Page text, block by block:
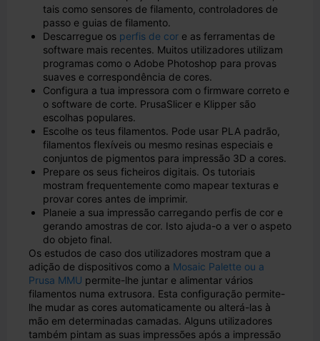
tais como sensores de filamento, controladores de
passo e guias de filamento.
Descarregue os perfis de cor e as ferramentas de
software mais recentes. Muitos utilizadores utilizam
programas como o Adobe Photoshop para provas
suaves e correspondência de cores.
Configura a tua impressora com o firmware correto e
o software de corte. PrusaSlicer e Klipper são
escolhas populares.
Escolhe os teus filamentos. Pode usar PLA padrão,
filamentos flexíveis ou mesmo resinas especiais e
conjuntos de pigmentos para impressão 3D a cores.
Prepare os seus ficheiros digitais. Os tutoriais
mostram frequentemente como mapear texturas e
provar cores antes de imprimir.
Planeie a sua impressão carregando perfis de cor e
gerando amostras de cor. Isto ajuda-o a ver o aspeto
do objeto final.
Os estudos de caso dos utilizadores mostram que a
adição de dispositivos como a Mosaic Palette ou a
Prusa MMU permite-lhe juntar e alimentar vários
filamentos numa extrusora. Esta configuração permite-
lhe mudar as cores automaticamente ou alterá-las à
mão em determinadas camadas. Alguns utilizadores
também pintam as suas impressões após a impressão